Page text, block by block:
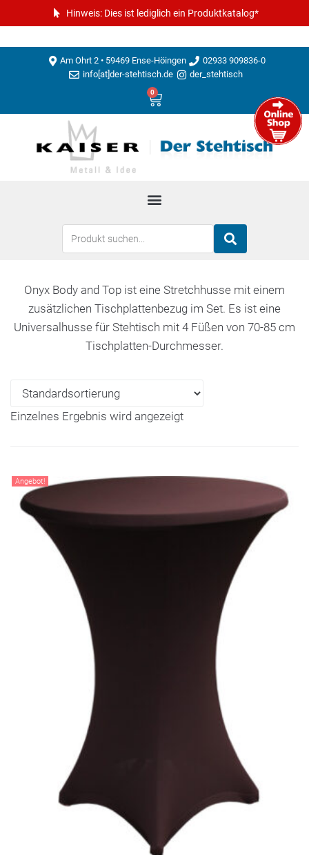
Hinweis: Dies ist lediglich ein Produktkatalog*
Am Ohrt 2 • 59469 Ense-Höingen
02933 909836-0
info[at]der-stehtisch.de
der_stehtisch
0
Onyx Body and Top ist eine Stretchhusse mit einem
zusätzlichen Tischplattenbezug im Set. Es ist eine
Universalhusse für Stehtisch mit 4 Füßen von 70-85 cm
Tischplatten-Durchmesser.
Einzelnes Ergebnis wird angezeigt
Angebot!